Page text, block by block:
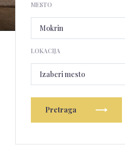
MESTO
LOKACIJA
Izaberi mesto
Pretraga